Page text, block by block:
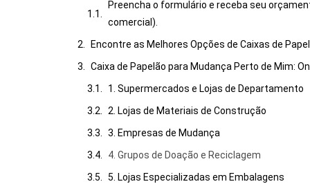
Preencha o formulário e receba seu
comercial).
Encontre as Melhores Opções de Caixas de
Caixa de Papelão para Mudança Perto de Mim:
1. Supermercados e Lojas de Departamento
2. Lojas de Materiais de Construção
3. Empresas de Mudança
4. Grupos de Doação e Reciclagem
5. Lojas Especializadas em Embalagens